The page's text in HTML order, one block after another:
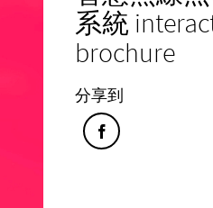
系統
brochure
分享到